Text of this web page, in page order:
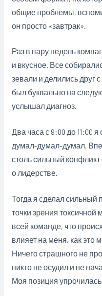
общие проблемы,
он просто «завтрак».
Раз в пару недель
и вкусное. Все
зевали и делились друг
был буквально на
услышал диагноз.
Два часа с 9:00 до 11:00
думал-думал-думал.
столь сильный
о лидерстве.
Тогда я сделал сильный
точки зрения токсичной
всей команде, что
влияет на меня, как это
Ничего страшного не
никто не осудил и не
Моя позиция